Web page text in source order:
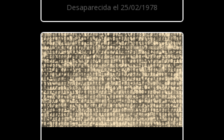
Desaparecida el 25/02/1978